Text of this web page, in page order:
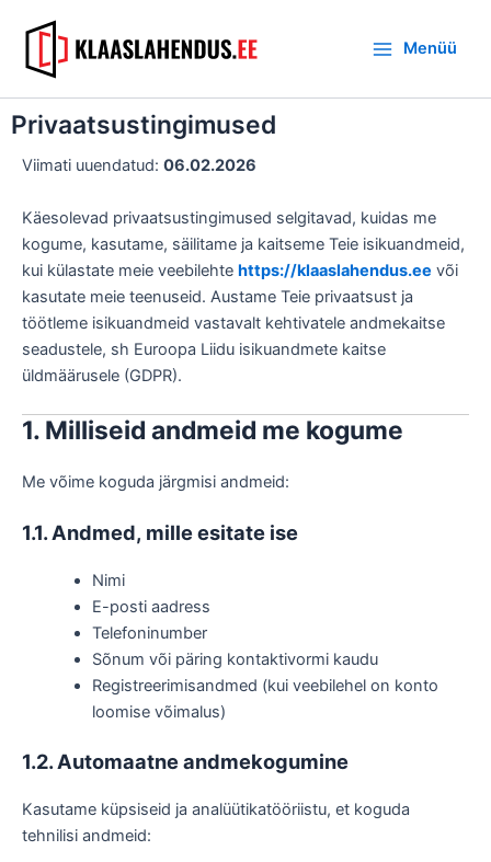
content
Menu
Menüü
Privaatsustingimused
Viimati uuendatud: 06.02.2026
Käesolevad privaatsustingimused selgitavad, kuidas me
kogume, kasutame, säilitame ja kaitseme Teie isikuandmeid,
kui külastate meie veebilehte https://klaaslahendus.ee või
kasutate meie teenuseid. Austame Teie privaatsust ja
töötleme isikuandmeid vastavalt kehtivatele andmekaitse
seadustele, sh Euroopa Liidu isikuandmete kaitse
üldmäärusele (GDPR).
1. Milliseid andmeid me kogume
Me võime koguda järgmisi andmeid:
1.1. Andmed, mille esitate ise
Nimi
E-posti aadress
Telefoninumber
Sõnum või päring kontaktivormi kaudu
Registreerimisandmed (kui veebilehel on konto
loomise võimalus)
1.2. Automaatne andmekogumine
Kasutame küpsiseid ja analüütikatööriistu, et koguda
tehnilisi andmeid: